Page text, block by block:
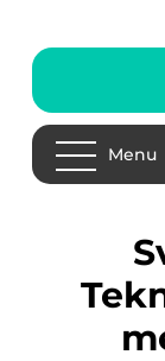
Menu
Svarvchuckar: